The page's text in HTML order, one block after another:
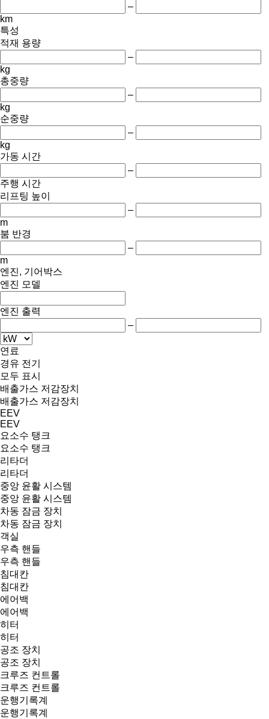
–
km
특성
적재 용량
–
kg
총중량
–
kg
순중량
–
kg
가동 시간
–
주행 시간
리프팅 높이
–
m
붐 반경
–
m
엔진, 기어박스
엔진 모델
엔진 출력
–
연료
경유 전기
모두 표시
배출가스 저감장치
배출가스 저감장치
EEV
EEV
요소수 탱크
요소수 탱크
리타더
리타더
중앙 윤활 시스템
중앙 윤활 시스템
차동 잠금 장치
차동 잠금 장치
객실
우측 핸들
우측 핸들
침대칸
침대칸
에어백
에어백
히터
히터
공조 장치
공조 장치
크루즈 컨트롤
크루즈 컨트롤
운행기록계
운행기록계